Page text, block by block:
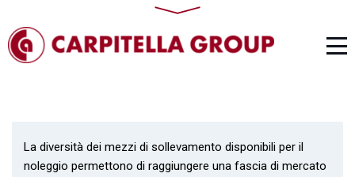
La diversità dei mezzi di sollevamento disponibili per il
noleggio permettono di raggiungere una fascia di mercato